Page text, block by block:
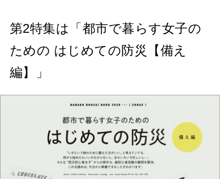
第2特集は「都市で暮らす女子の
ための はじめての防災【備え
編】」